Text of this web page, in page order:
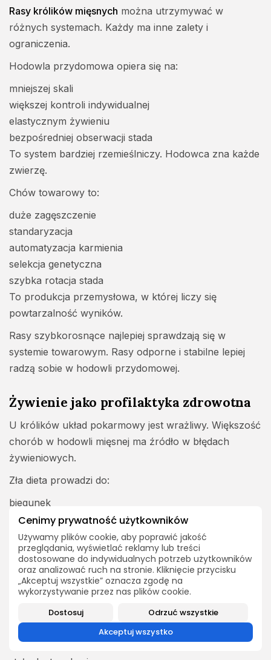
Cenimy prywatność użytkowników
Używamy plików cookie, aby poprawić jakość
przeglądania, wyświetlać reklamy lub treści
dostosowane do indywidualnych potrzeb użytkowników
oraz analizować ruch na stronie. Kliknięcie przycisku
„Akceptuj wszystkie” oznacza zgodę na
wykorzystywanie przez nas plików cookie.
Dostosuj
Odrzuć wszystkie
Akceptuj wszystko
2026. Wszelkie prawa zastrzeżone. Treści w
Rasy królików mięsnych można utrzymywać w
różnych systemach. Każdy ma inne zalety i
ograniczenia.
Hodowla przydomowa opiera się na:
mniejszej skali
większej kontroli indywidualnej
elastycznym żywieniu
bezpośredniej obserwacji stada
To system bardziej rzemieślniczy. Hodowca zna każde
zwierzę.
Chów towarowy to:
duże zagęszczenie
standaryzacja
automatyzacja karmienia
selekcja genetyczna
szybka rotacja stada
To produkcja przemysłowa, w której liczy się
powtarzalność wyników.
Rasy szybkorosnące najlepiej sprawdzają się w
systemie towarowym. Rasy odporne i stabilne lepiej
radzą sobie w hodowli przydomowej.
Żywienie jako profilaktyka zdrowotna
U królików układ pokarmowy jest wrażliwy. Większość
chorób w hodowli mięsnej ma źródło w błędach
żywieniowych.
Zła dieta prowadzi do:
biegunek
wzdęć
zahamowania wzrostu
osłabienia odporności
śmiertelności młodych
Dlatego żywienie jest jednocześnie leczeniem
zapobiegawczym. Stabilna flora jelitowa to podstawa
zdrowego stada.
Kluczowe zasady: